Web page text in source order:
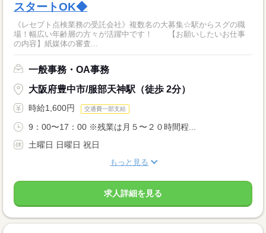
スタートOK◆
《レセプト点検業務の受託会社》複数名の大募集☆駅からスグの職
場！幅広い年齢層の方々が活躍中です！ 【お願いしたいお仕事
の内容】紙媒体の審査...
一般事務・OA事務
大阪府豊中市/服部天神駅（徒歩 2分）
時給1,600円 交通費一部支給
9：00〜17：00 ※残業は月５〜２０時間程...
土曜日 日曜日 祝日
もっと見る
求人詳細を見る